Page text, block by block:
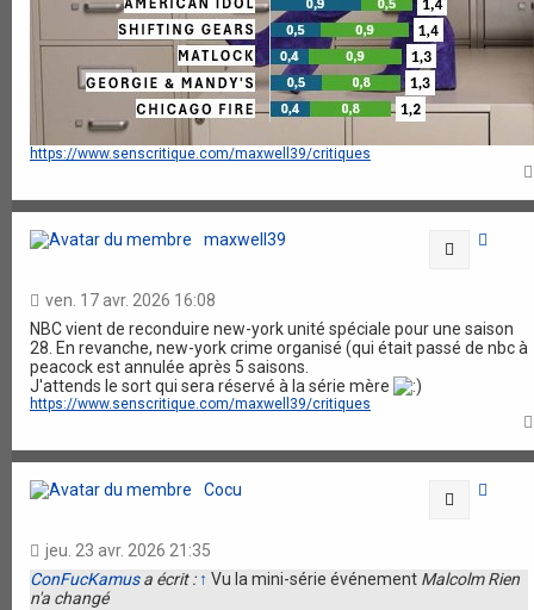
https://www.senscritique.com/maxwell39/critiques
maxwell39 Citation
ven. 17 avr. 2026 16:08
NBC vient de reconduire new-york unité spéciale pour une saison
28. En revanche, new-york crime organisé (qui était passé de nbc à
peacock est annulée après 5 saisons.
J'attends le sort qui sera réservé à la série mère
https://www.senscritique.com/maxwell39/critiques
Cocu Citation
jeu. 23 avr. 2026 21:35
ConFucKamusa écrit : ↑ Vu la mini-série événement Malcolm Rien
n'a changé